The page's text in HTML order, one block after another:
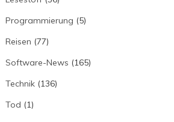
Programmierung (5)
Reisen (77)
Software-News (165)
Technik(136)
Tod (1)